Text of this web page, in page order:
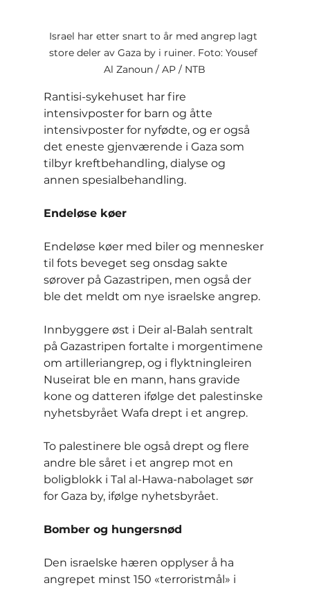
Israel har etter snart to år med angrep lagt
store deler av Gaza by i ruiner. Foto: Yousef
Al Zanoun / AP / NTB
Rantisi-sykehuset har fire
intensivposter for barn og åtte
intensivposter for nyfødte, og er også
det eneste gjenværende i Gaza som
tilbyr kreftbehandling, dialyse og
annen spesialbehandling.
Endeløse køer
Endeløse køer med biler og mennesker
til fots beveget seg onsdag sakte
sørover på Gazastripen, men også der
ble det meldt om nye israelske angrep.
Innbyggere øst i Deir al-Balah sentralt
på Gazastripen fortalte i morgentimene
om artilleriangrep, og i flyktningleiren
Nuseirat ble en mann, hans gravide
kone og datteren ifølge det palestinske
nyhetsbyrået Wafa drept i et angrep.
To palestinere ble også drept og flere
andre ble såret i et angrep mot en
boligblokk i Tal al-Hawa-nabolaget sør
for Gaza by, ifølge nyhetsbyrået.
Bomber og hungersnød
Den israelske hæren opplyser å ha
angrepet minst 150 «terroristmål» i